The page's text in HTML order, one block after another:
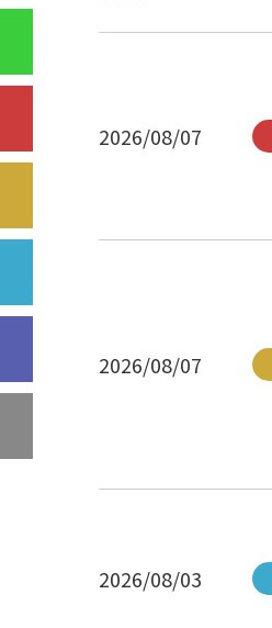
2026/08/07
2026/08/07
2026/08/03